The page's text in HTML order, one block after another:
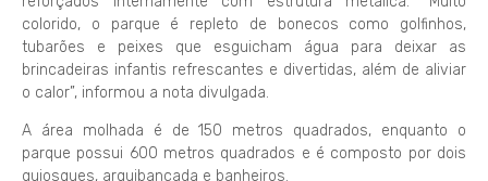
colorido, o parque é repleto de bonecos como golfinhos,
tubarões e peixes que esguicham água para deixar as
brincadeiras infantis refrescantes e divertidas, além de aliviar
o calor”, informou a nota divulgada.
A área molhada é de 150 metros quadrados, enquanto o
parque possui 600 metros quadrados e é composto por dois
quiosques, arquibancada e banheiros.